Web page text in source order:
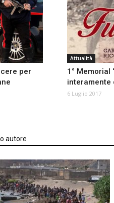
per
Attualità
1° Memorial
interamente
6 Luglio 2017
autore